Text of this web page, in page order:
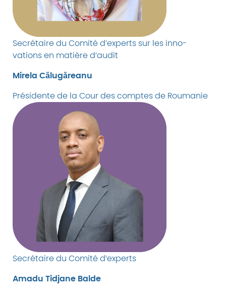
Secrétaire du Comité d’experts sur les inno-
vations en matière d’audit
Mirela Călugăreanu
Présidente de la Cour des comptes de Roumanie
Secrétaire du Comité d’experts
Amadu Tidjane Balde